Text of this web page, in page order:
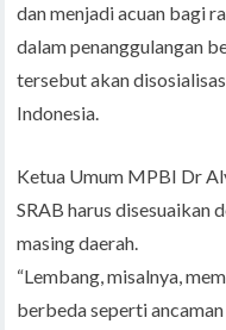
dan menjadi acuan bagi
dalam penanggulangan
tersebut akan
Indonesia.
Ketua Umum MPBI Dr
SRAB harus disesuaikan
masing daerah.
“Lembang, misalnya,
berbeda seperti